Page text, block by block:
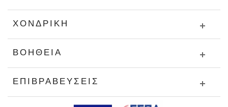
ΧΟΝΔΡΙΚΉ
ΒΟΉΘΕΙΑ
ΕΠΙΒΡΑΒΕΎΣΕΙΣ